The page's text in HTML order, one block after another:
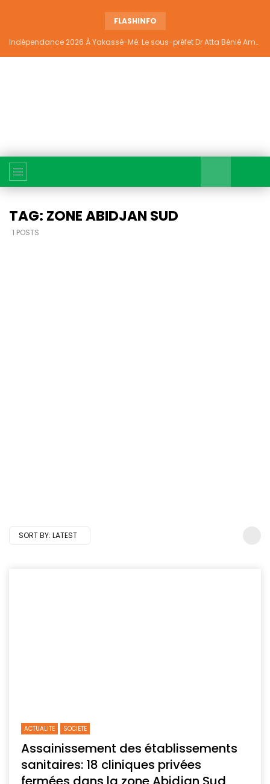
FLASHINFO
Indépendance 2026 À Yakassé-Mé: Le sous-préfet Dr Atta Bénié Amédé appelle à l’unité, à la sécurité et au développement
TAG: ZONE ABIDJAN SUD
1 POSTS
SORT BY: LATEST
ACTUALITE SOCIETE
Assainissement des établissements
sanitaires: 18 cliniques privées